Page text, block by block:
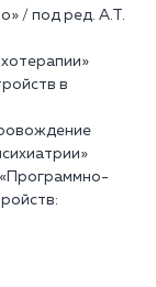
/ под ред. А.Т.
в